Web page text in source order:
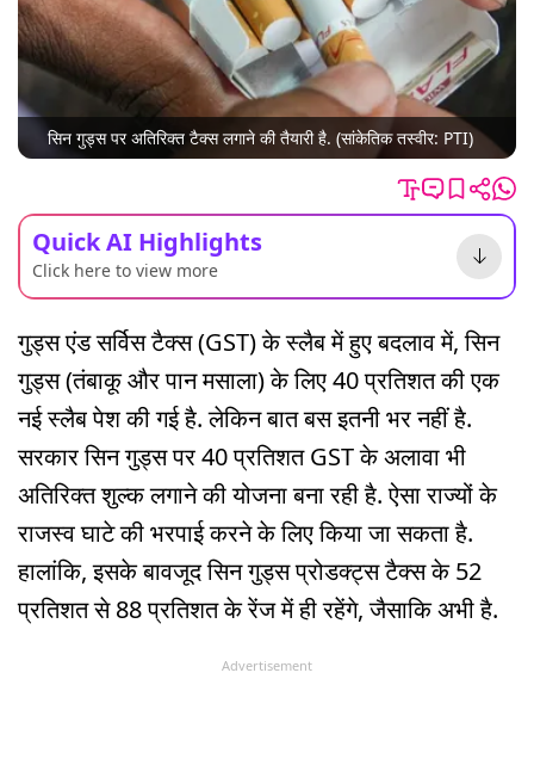
सिन गुड्स पर अतिरिक्त टैक्स लगाने की तैयारी है. (सांकेतिक तस्वीर: PTI)
Quick AI Highlights
Click here to view more
गुड्स एंड सर्विस टैक्स (GST) के स्लैब में हुए बदलाव में, सिन
गुड्स (तंबाकू और पान मसाला) के लिए 40 प्रतिशत की एक
नई स्लैब पेश की गई है. लेकिन बात बस इतनी भर नहीं है.
सरकार सिन गुड्स पर 40 प्रतिशत GST के अलावा भी
अतिरिक्त शुल्क लगाने की योजना बना रही है. ऐसा राज्यों के
राजस्व घाटे की भरपाई करने के लिए किया जा सकता है.
हालांकि, इसके बावजूद सिन गुड्स प्रोडक्ट्स टैक्स के 52
प्रतिशत से 88 प्रतिशत के रेंज में ही रहेंगे, जैसाकि अभी है.
Advertisement